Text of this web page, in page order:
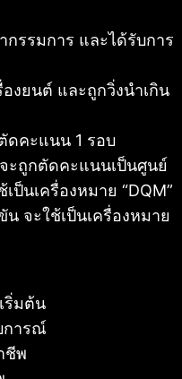
กรรมการ และได้รับการ
งยนต์ และถูกวิ่งนำเกิน
ดคะแนน 1 รอบ
ถูกตัดคะแนนเป็นศูนย์
ป็นเครื่องหมาย “DQM”
จะใช้เป็นเครื่องหมาย
ริ่มต้น
การณ์
ชีพ